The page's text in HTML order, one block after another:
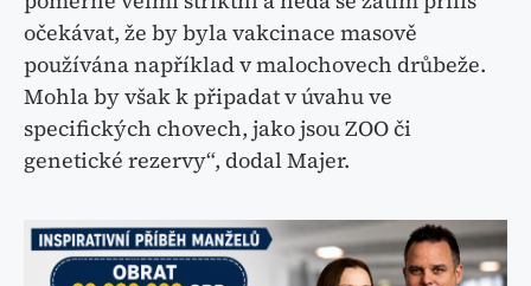
očekávat, že by byla vakcinace masově
používána například v malochovech drůbeže.
Mohla by však k připadat v úvahu ve
specifických chovech, jako jsou ZOO či
genetické rezervy“, dodal Majer.